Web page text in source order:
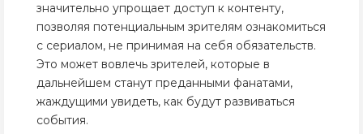
значительно упрощает доступ к контенту,
позволяя потенциальным зрителям ознакомиться
с сериалом, не принимая на себя обязательств.
Это может вовлечь зрителей, которые в
дальнейшем станут преданными фанатами,
жаждущими увидеть, как будут развиваться
события.